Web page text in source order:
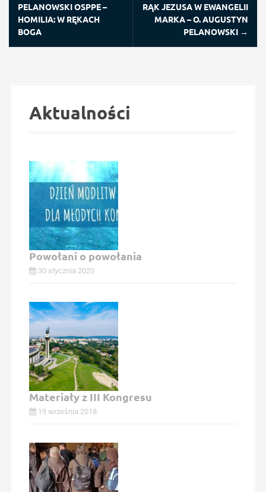
n
PELANOWSKI OSPPE –
HOMILIA: W RĘKACH
BOGA
RĄK JEZUSA W EWANGELII
MARKA – O. AUGUSTYN
PELANOWSKI →
Aktualności
Powołani o powołania
30 stycznia 2020
Materiały z III Kongresu
19 września 2018